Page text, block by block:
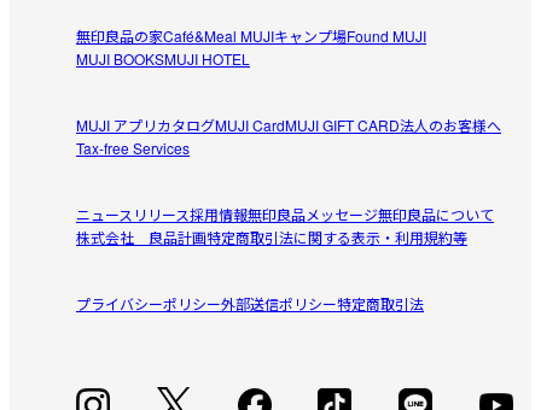
素材はしっかりめ、スケジュール帳がシンプルにおしゃれ
でした。
ちゃまめ
2026/05/06
できるなら確かめてから購入を…
きたので失敗しませんでした。
すべてのレビューを見る 閉じる
無印良品の家Café&Meal MUJIキャンプ場Found MUJI
MUJI BOOKSMUJI HOTEL
MUJI アプリカタログMUJI CardMUJI GIFT CARD法人のお客様へ
Tax-free Services
ニュースリリース採用情報無印良品メッセージ無印良品について
株式会社 良品計画特定商取引法に関する表示・利用規約等
プライバシーポリシー外部送信ポリシー特定商取引法